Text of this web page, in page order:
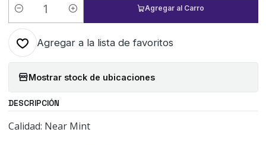
Cantidad
Agregar al Carro
Agregar a la lista de favoritos
Mostrar stock de ubicaciones
DESCRIPCIÓN
Calidad: Near Mint